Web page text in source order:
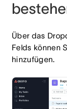
Über das
Felds können
hinzufügen.